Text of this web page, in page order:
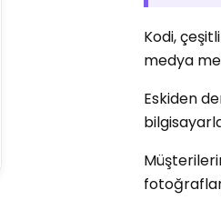
Kodi,
medya
Eskiden